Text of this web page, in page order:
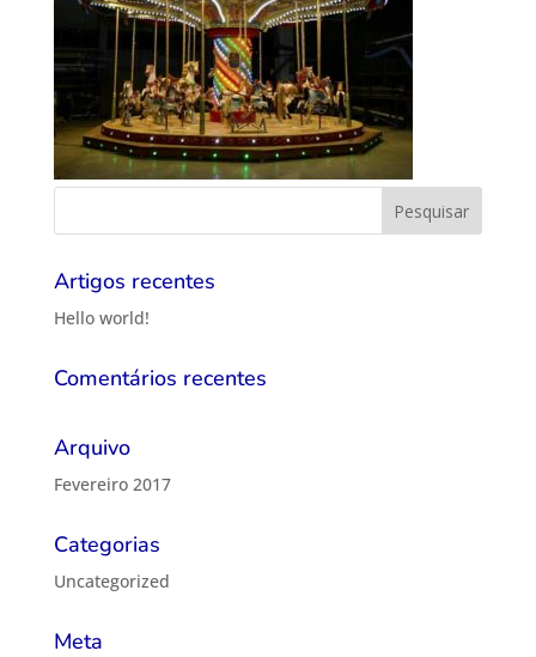
Artigos recentes
Hello world!
Comentários recentes
Arquivo
Fevereiro 2017
Categorias
Uncategorized
Meta